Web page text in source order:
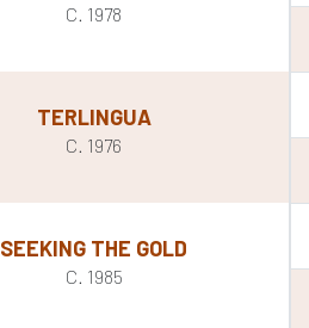
C. 1978
TERLINGUA
C. 1976
SEEKING THE GOLD
C. 1985